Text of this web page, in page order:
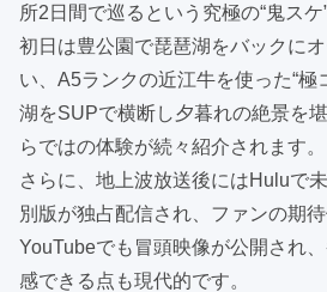
所2日間で巡るという究極の“鬼スケ
初日は豊公園で琵琶湖をバックに
い、A5ランクの近江牛を使った“極
湖をSUPで横断し夕暮れの絶景を
らではの体験が続々紹介されます。
さらに、地上波放送後にはHuluで
別版が独占配信され、ファンの期
YouTubeでも冒頭映像が公開され
感できる点も現代的です。